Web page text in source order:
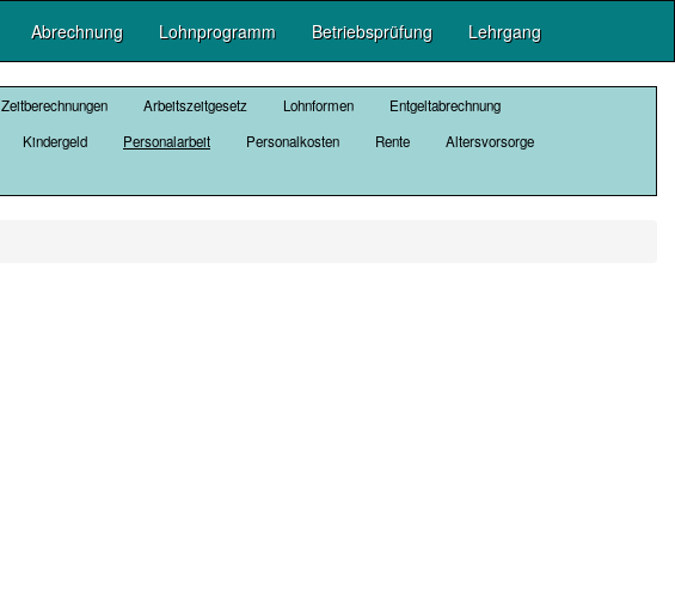
Abrechnung Lohnprogramm Betriebsprüfung Lehrgang
Zeitberechnungen Arbeitszeitgesetz Lohnformen
Entgeltabrechnung
Kindergeld Personalarbeit Personalkosten Rente
Altersvorsorge